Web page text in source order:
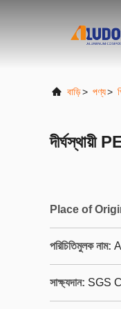
বাড়ি> পণ্য>
দীর্ঘস্থায়ী
Place of
পরিচিতিমুলক নাম:
সাক্ষ্যদান: SGS